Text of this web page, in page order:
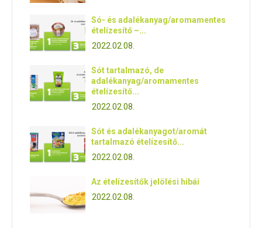
Só- és adalékanyag/aromamentes
ételízesítő –...
2022.02.08.
Sót tartalmazó, de
adalékanyag/aromamentes
ételízesítő...
2022.02.08.
Sót és adalékanyagot/aromát
tartalmazó ételízesítő...
2022.02.08.
Az ételízesítők jelölési hibái
2022.02.08.